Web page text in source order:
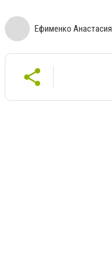
Ефименко Анастасия